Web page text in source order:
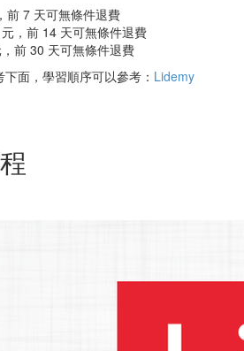
前 7 天可無條件退費
，前 14 天可無條件退費
前 30 天可無條件退費
面，學習順序可以參考： Lidemy